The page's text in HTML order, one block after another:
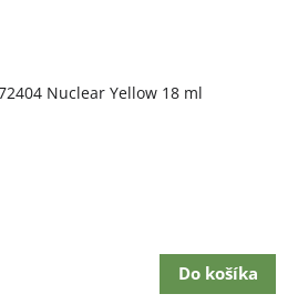
Nuclear Yellow 18 ml
Do košíka